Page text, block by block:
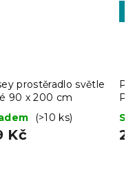
prostěradlo světle
90 x 200 cm
(>10 ks)
Kč